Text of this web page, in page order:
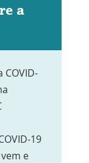
a
19
e